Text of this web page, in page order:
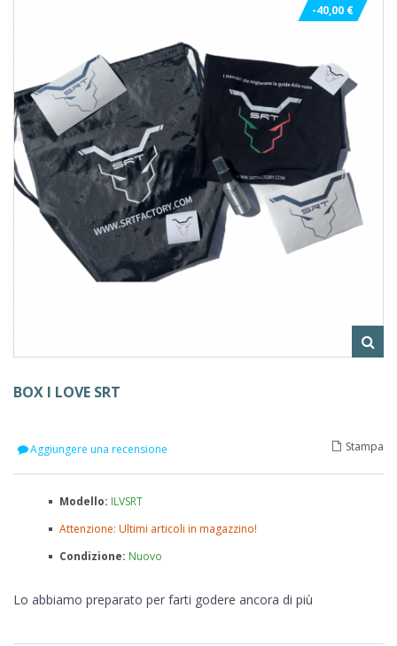
-40,00 €
BOX I LOVE SRT
Aggiungere una recensione Stampa
Modello: ILVSRT
Attenzione: Ultimi articoli in magazzino!
Condizione: Nuovo
Lo abbiamo preparato per farti godere ancora di più